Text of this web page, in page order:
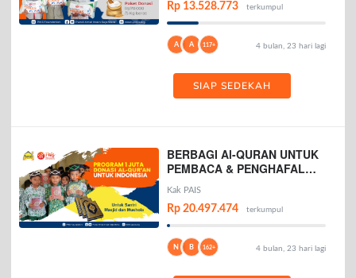
Rp 13.528.773 terkumpul
A A 117+ 4 bulan, 23 hari lagi
SIAP SEDEKAH
BERBAGI Al-QURAN UNTUK
PEMBACA & PENGHAFAL
AL-QURAN
Kak PAIS
Rp 20.497.474 terkumpul
N B 162+ 4 bulan, 23 hari lagi